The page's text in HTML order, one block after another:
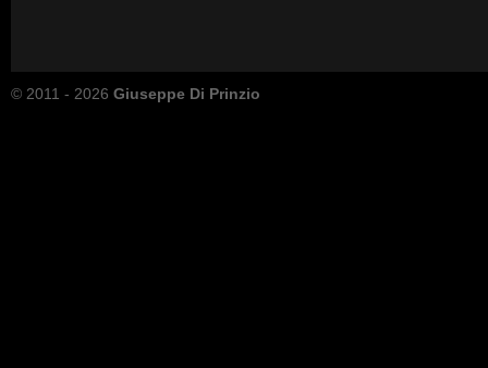
© 2011 - 2026 Giuseppe Di Prinzio